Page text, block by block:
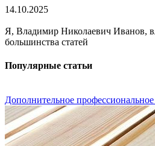
14.10.2025
Я, Владимир Николаевич Иванов,
большинства статей
Популярные статьи
Дополнительное профессиональное